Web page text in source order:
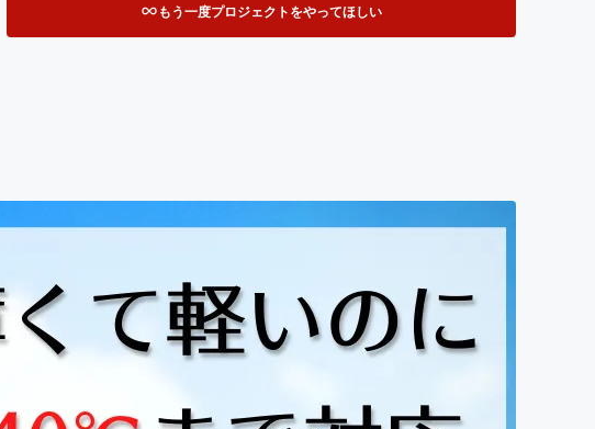
もう一度プロジェクトをやってほしい